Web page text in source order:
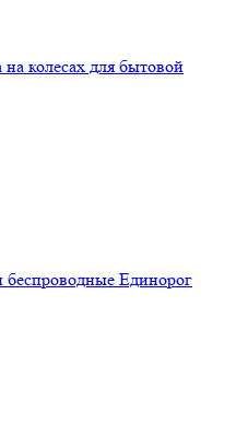
на колесах для бытовой
Единорог